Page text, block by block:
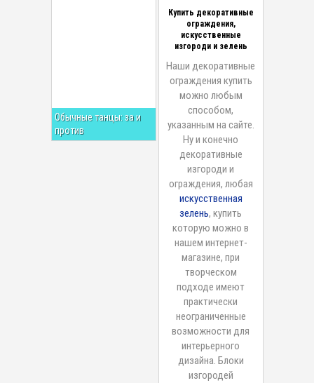
Обычные танцы: за и
против
Купить декоративные
ограждения,
искусственные
изгороди и зелень
Наши декоративные
ограждения купить
можно любым
способом,
указанным на сайте.
Ну и конечно
декоративные
изгороди и
ограждения, любая
искусственная
зелень, купить
которую можно в
нашем интернет-
магазине, при
творческом
подходе имеют
практически
неограниченные
возможности для
интерьерного
дизайна. Блоки
изгородей